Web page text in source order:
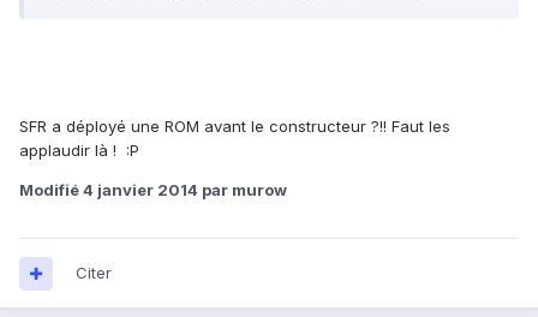
SFR a déployé une ROM avant le constructeur ?!! Faut les
applaudir là ! :P
Modifié4 janvier 2014 par murow
Citer